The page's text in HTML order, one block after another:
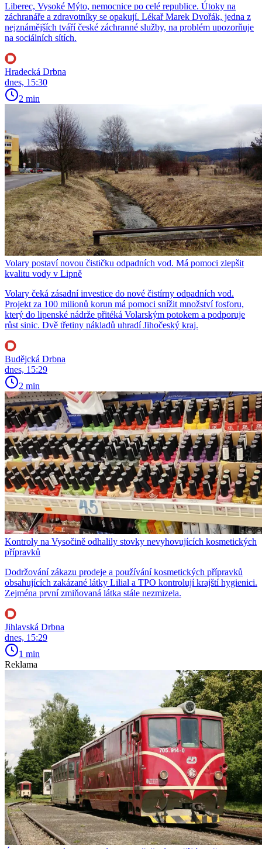
Liberec, Vysoké Mýto, nemocnice po celé republice. Útoky na
záchranáře a zdravotníky se opakují. Lékař Marek Dvořák, jedna z
nejznámějších tváří české záchranné služby, na problém upozorňuje
na sociálních sítích.
Hradecká Drbna
dnes, 15:30
2 min
Volary postaví novou čističku odpadních vod. Má pomoci zlepšit
kvalitu vody v Lipně
Volary čeká zásadní investice do nové čistírny odpadních vod.
Projekt za 100 milionů korun má pomoci snížit množství fosforu,
který do lipenské nádrže přitéká Volarským potokem a podporuje
růst sinic. Dvě třetiny nákladů uhradí Jihočeský kraj.
Budějcká Drbna
dnes, 15:29
2 min
Kontroly na Vysočině odhalily stovky nevyhovujících kosmetických
přípravků
Dodržování zákazu prodeje a používání kosmetických přípravků
obsahujících zakázané látky Lilial a TPO kontrolují krajští hygienici.
Zejména první zmiňovaná látka stále nezmizela.
Jihlavská Drbna
dnes, 15:29
1 min
Reklama